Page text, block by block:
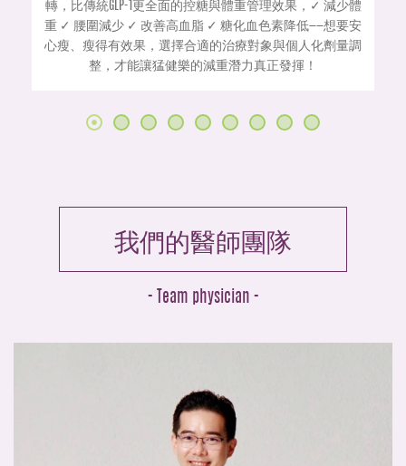
轉，比傳統GLP-1更全面的控糖與體重管理效果，✓ 減少體
重 ✓ 腰圍減少 ✓ 改善高血脂 ✓ 糖化血色素降低——想要安
心瘦、瘦得有效果，選擇合適的治療對象與個人化劑量調
整，才能讓猛健樂的減重潛力真正發揮！
我們的醫師團隊
- Team physician -